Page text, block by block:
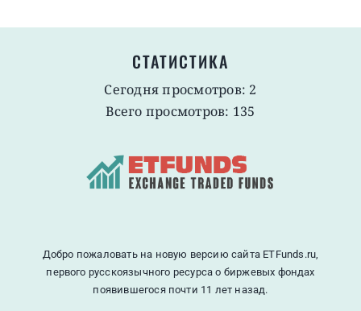
СТАТИСТИКА
Сегодня просмотров: 2
Всего просмотров: 135
Добро пожаловать на новую версию сайта ETFunds.ru,
первого русскоязычного ресурса о биржевых фондах
появившегося почти 11 лет назад.